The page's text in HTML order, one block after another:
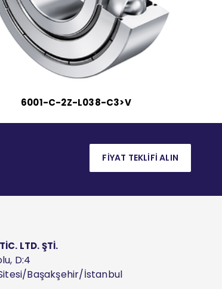
6001-C-2Z-L038-C3>V
FİYAT TEKLİFİ ALIN
LTD. ŞTİ.
D:4
Başakşehir/İstanbul